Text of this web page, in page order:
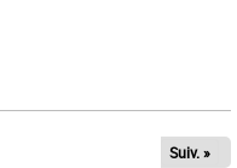
Suiv. »